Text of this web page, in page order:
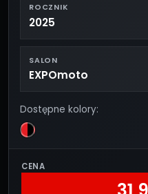
ROCZNIK
2025
SALON
EXPOmoto
Dostępne kolory:
CENA